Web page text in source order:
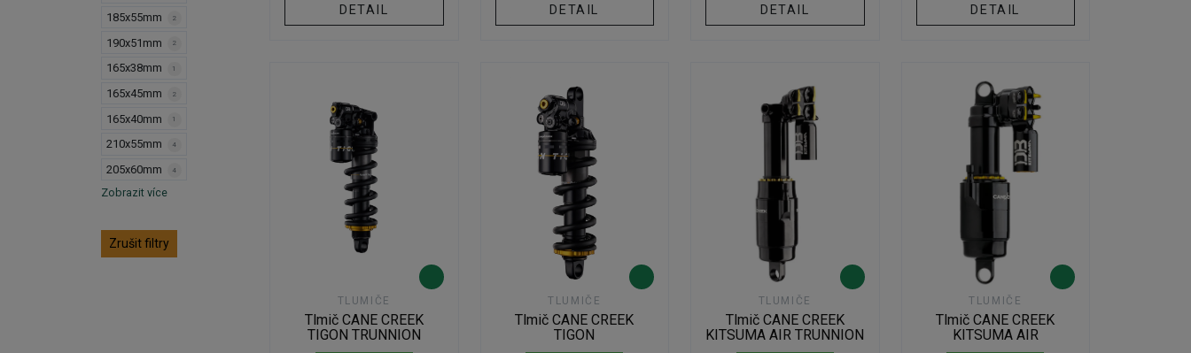
185x55mm 2
190x51mm 2
165x38mm 1
165x45mm 2
165x40mm 1
210x55mm 4
205x60mm 4
Zobrazit více
Zrušit filtry
DETAIL DETAIL DETAIL DETAIL
TLUMIČE
Tlmič CANE CREEK
TIGON TRUNNION
TLUMIČE
Tlmič CANE CREEK
TIGON
TLUMIČE
Tlmič CANE CREEK
KITSUMA AIR TRUNNION
TLUMIČE
Tlmič CANE CREEK
KITSUMA AIR